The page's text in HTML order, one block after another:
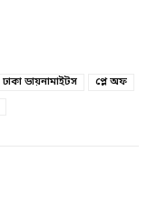
ঢাকা ডায়নামাইটস
প্লে অফ